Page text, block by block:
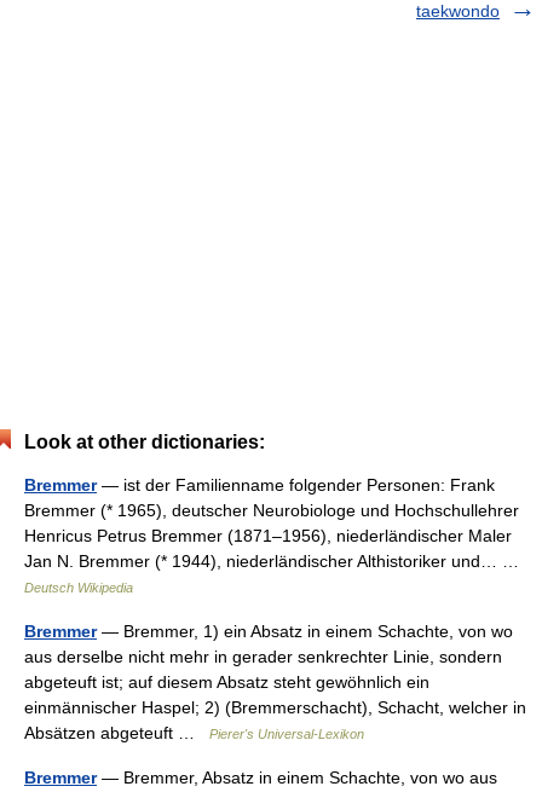
taekwondo
Look at other dictionaries:
Bremmer— ist der Familienname folgender Personen: Frank
Bremmer (* 1965), deutscher Neurobiologe und Hochschullehrer
Henricus Petrus Bremmer (1871–1956), niederländischer Maler
Jan N. Bremmer (* 1944), niederländischer Althistoriker und… …
Deutsch Wikipedia
Bremmer— Bremmer, 1) ein Absatz in einem Schachte, von wo
aus derselbe nicht mehr in gerader senkrechter Linie, sondern
abgeteuft ist; auf diesem Absatz steht gewöhnlich ein
einmännischer Haspel; 2) (Bremmerschacht), Schacht, welcher in
Absätzen abgeteuft …
Pierer's Universal-Lexikon
Bremmer— Bremmer, Absatz in einem Schachte, von wo aus